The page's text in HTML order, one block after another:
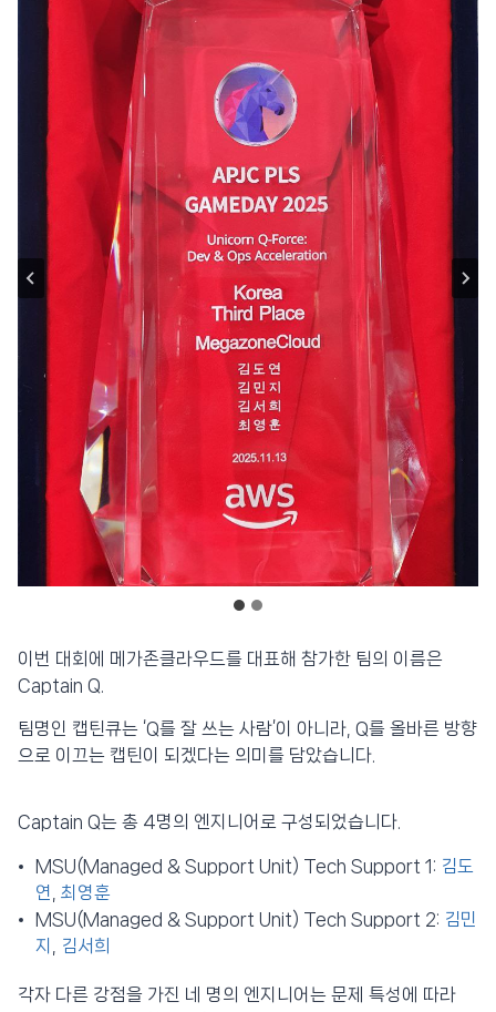
이번 대회에 메가존클라우드를 대표해 참가한 팀의 이름은
Captain Q.
팀명인 캡틴큐는 ‘Q를 잘 쓰는 사람’이 아니라, Q를 올바른 방향
으로 이끄는 캡틴이 되겠다는 의미를 담았습니다.
Captain Q는 총 4명의 엔지니어로 구성되었습니다.
MSU(Managed & Support Unit) Tech Support 1: 김도
연 최영훈
MSU(Managed & Support Unit) Tech Support 2: 김민
지
김서희
각자 다른 강점을 가진 네 명의 엔지니어는 문제 특성에 따라